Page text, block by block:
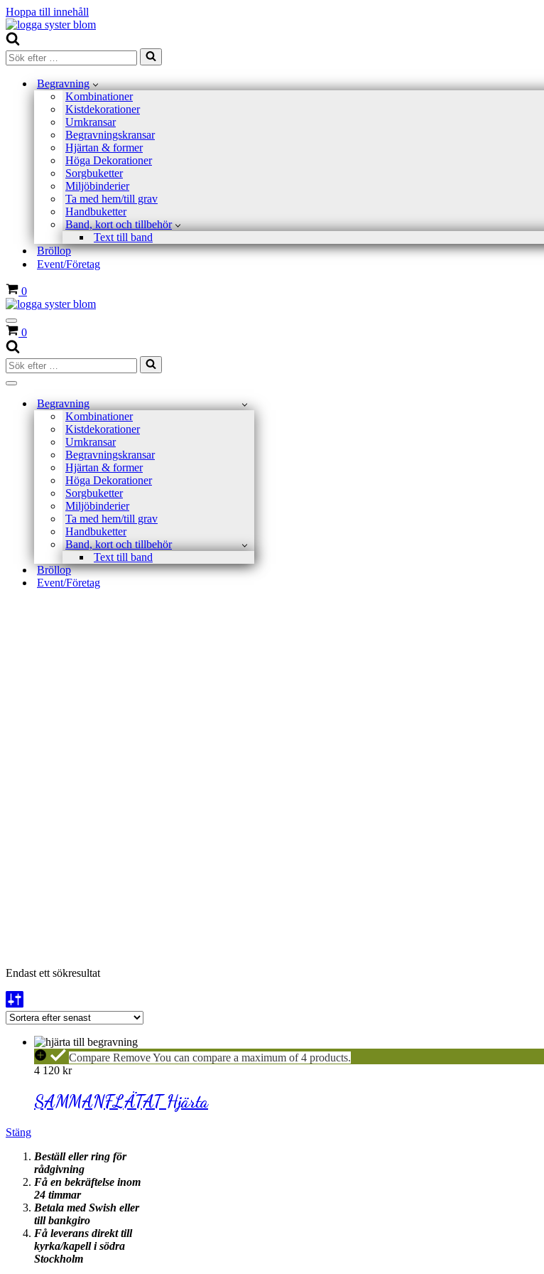
Hoppa till innehåll
Sök
efter
Begravning
Kombinationer
Kistdekorationer
Urnkransar
Begravningskransar
Hjärtan & former
Höga Dekorationer
Sorgbuketter
Miljöbinderier
Ta med hem/till grav
Handbuketter
Band, kort och tillbehör
Text till band
Bröllop
Event/Företag
Varukorg
0
Navigeringsmeny
Varukorg
0
Sök
efter
…Navigeringsmeny
Begravning
Kombinationer
Kistdekorationer
Urnkransar
Begravningskransar
Hjärtan & former
Höga Dekorationer
Sorgbuketter
Miljöbinderier
Ta med hem/till grav
Handbuketter
Band, kort och tillbehör
Text till band
Bröllop
Event/Företag
Endast ett sökresultat
SAMMANFLÄTAT
Hjärta
CompareRemoveYou can compare a maximum of 4 products.
4 120 kr
SAMMANFLÄTAT Hjärta
Stäng
Beställ eller ring för
rådgivning
Få en bekräftelse inom
24 timmar
Betala med Swish eller
till bankgiro
Få leverans direkt till
kyrka/kapell i södra
Stockholm